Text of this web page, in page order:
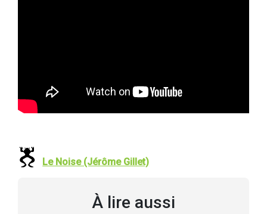
Le Noise (Jérôme Gillet)
À lire aussi